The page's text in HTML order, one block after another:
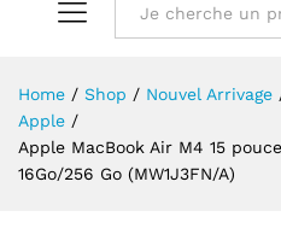
Home / Shop / Nouvel Arrivage
Apple /
Apple MacBook Air M4 15
16Go/256 Go (MW1J3FN/A)